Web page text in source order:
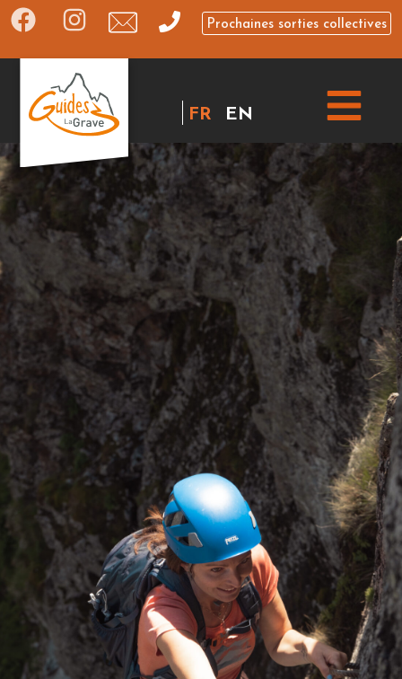
Prochaines sorties collectives
FR EN